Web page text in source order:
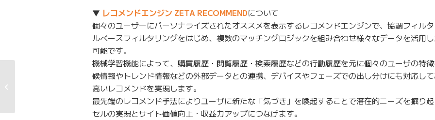
▼ レコメンドエンジン ZETA RECOMMENDについて
個々のユーザーにパーソナライズされたオススメを表示するレコメンドエンジンで、協調フィル
ルベースフィルタリングをはじめ、複数のマッチングロジックを組み合わせ様々なデータを活用
可能です。
機械学習機能によって、購買履歴・閲覧履歴・検索履歴などの行動履歴を元に個々のユーザの特
候情報やトレンド情報などの外部データとの連携、デバイスやフェーズでの出し分けにも対応し
高いレコメンドを実現します。
最先端のレコメンド手法によりユーザに新たな「気づき」を喚起することで潜在的ニーズを掘り
セルの実現とサイト価値向上・収益力アップにつなげます。